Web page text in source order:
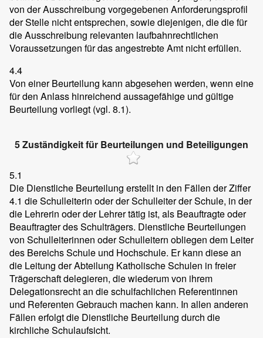
von der Ausschreibung vorgegebenen Anforderungsprofil
der Stelle nicht entsprechen, sowie diejenigen, die die für
die Ausschreibung relevanten laufbahnrechtlichen
Voraussetzungen für das angestrebte Amt nicht erfüllen.
4.4
Von einer Beurteilung kann abgesehen werden, wenn eine
für den Anlass hinreichend aussagefähige und gültige
Beurteilung vorliegt (vgl. 8.1).
5 Zuständigkeit für Beurteilungen und Beteiligungen
5.1
Die Dienstliche Beurteilung erstellt in den Fällen der Ziffer
4.1 die Schulleiterin oder der Schulleiter der Schule, in der
die Lehrerin oder der Lehrer tätig ist, als Beauftragte oder
Beauftragter des Schulträgers. Dienstliche Beurteilungen
von Schulleiterinnen oder Schulleitern obliegen dem Leiter
des Bereichs Schule und Hochschule. Er kann diese an
die Leitung der Abteilung Katholische Schulen in freier
Trägerschaft delegieren, die wiederum von ihrem
Delegationsrecht an die schulfachlichen Referentinnen
und Referenten Gebrauch machen kann. In allen anderen
Fällen erfolgt die Dienstliche Beurteilung durch die
kirchliche Schulaufsicht.